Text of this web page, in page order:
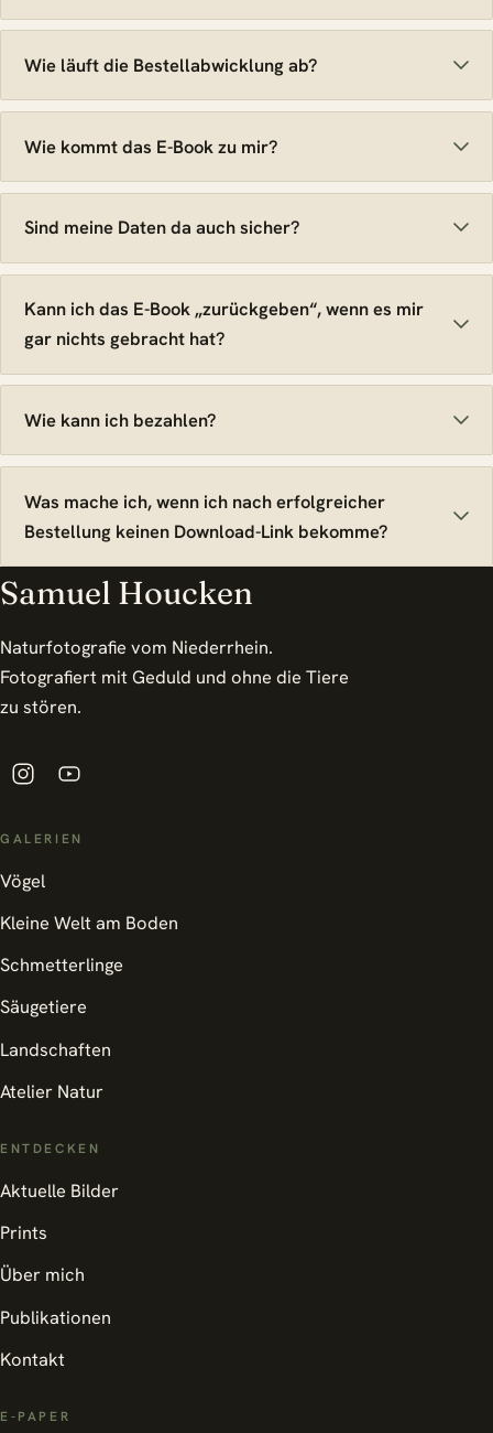
Wie läuft die Bestellabwicklung ab?
Wie kommt das E-Book zu mir?
Sind meine Daten da auch sicher?
Kann ich das E-Book „zurückgeben“, wenn es mir
gar nichts gebracht hat?
Wie kann ich bezahlen?
Was mache ich, wenn ich nach erfolgreicher
Bestellung keinen Download-Link bekomme?
Samuel Houcken
Naturfotografie vom Niederrhein.
Fotografiert mit Geduld und ohne die Tiere
zu stören.
GALERIEN
Vögel
Kleine Welt am Boden
Schmetterlinge
Säugetiere
Landschaften
Atelier Natur
ENTDECKEN
Aktuelle Bilder
Prints
Über mich
Publikationen
Kontakt
E-PAPER